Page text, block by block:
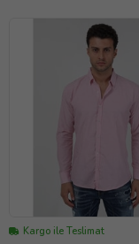
Kargo ile Teslimat